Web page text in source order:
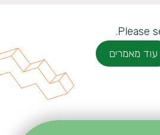
Please
עוד מאמרים